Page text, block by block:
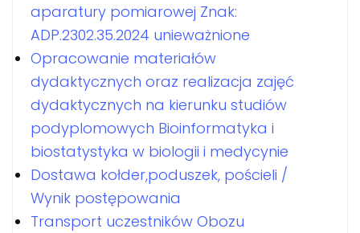
aparatury pomiarowej Znak:
ADP.2302.35.2024 unieważnione
Opracowanie materiałów
dydaktycznych oraz realizacja zajęć
dydaktycznych na kierunku studiów
podyplomowych Bioinformatyka i
biostatystyka w biologii i medycynie
Dostawa kołder,poduszek, pościeli /
Wynik postępowania
Transport uczestników Obozu